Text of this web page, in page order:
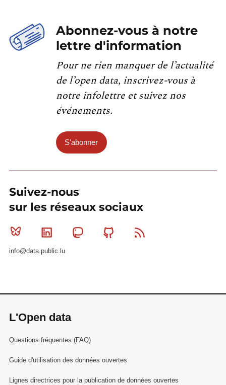
Abonnez-vous à notre
lettre d'information
Pour ne rien manquer de l’actualité
de l’open data, inscrivez-vous à
notre infolettre et suivez nos
événements.
S'abonner
Suivez-nous
sur les réseaux sociaux
Bluesky Linkedin MastodonGithub
info@data.public.lu
L'Open data
Questions fréquentes (FAQ)
Guide d'utilisation des données ouvertes
Lignes directrices pour la publication de données ouvertes